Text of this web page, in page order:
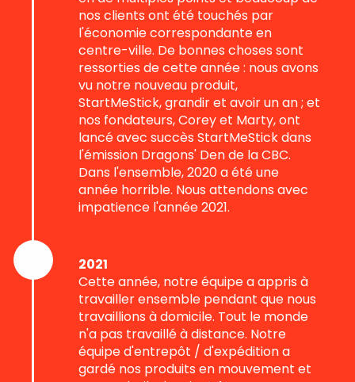
nos clients ont été touchés par
l'économie correspondante en
centre-ville. De bonnes choses sont
ressorties de cette année : nous avons
vu notre nouveau produit,
StartMeStick, grandir et avoir un an ; et
nos fondateurs, Corey et Marty, ont
lancé avec succès StartMeStick dans
l'émission Dragons' Den de la CBC.
Dans l'ensemble, 2020 a été une
année horrible. Nous attendons avec
impatience l'année 2021.
2021
Cette année, notre équipe a appris à
travailler ensemble pendant que nous
travaillions à domicile. Tout le monde
n'a pas travaillé à distance. Notre
équipe d'entrepôt / d'expédition a
gardé nos produits en mouvement et